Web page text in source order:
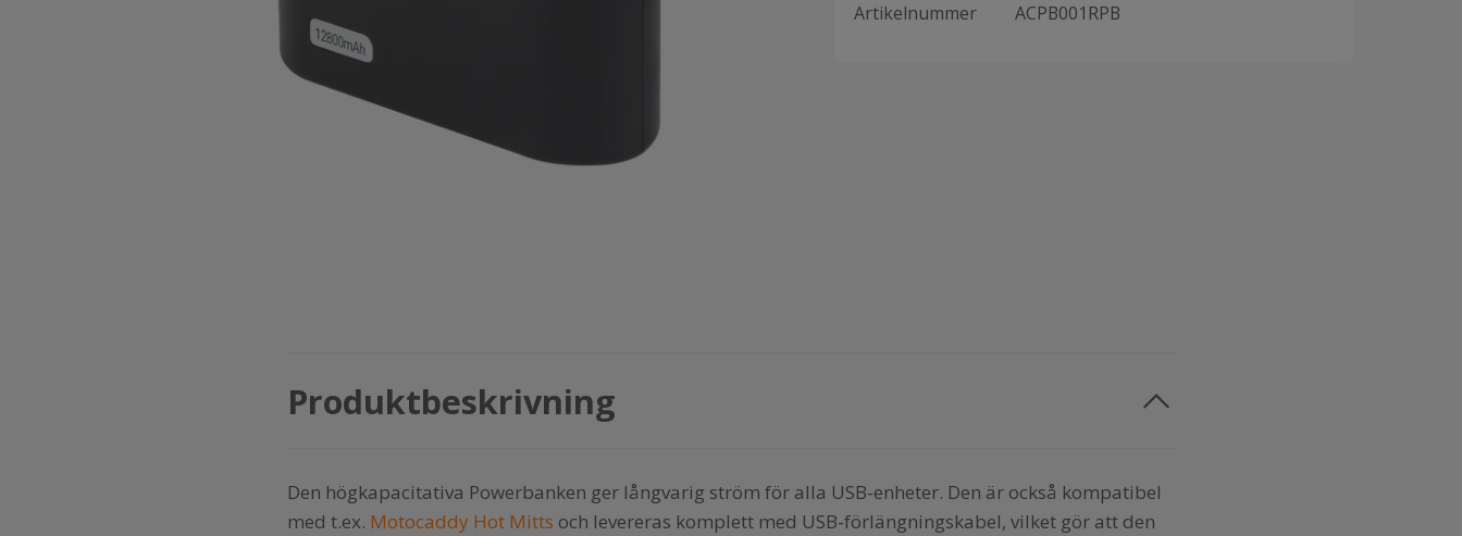
Artikelnummer ACPB001RPB
Produktbeskrivning
Den högkapacitativa Powerbanken ger långvarig ström för alla USB-enheter. Den är också kompatibel
med t.ex. Motocaddy Hot Mitts och levereras komplett med USB-förlängningskabel, vilket gör att den